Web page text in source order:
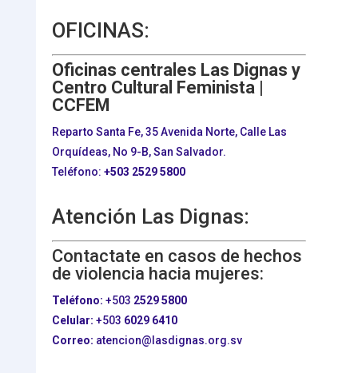
OFICINAS:
Oficinas centrales Las Dignas y
Centro Cultural Feminista |
CCFEM
Reparto Santa Fe, 35 Avenida Norte, Calle Las
Orquídeas, No 9-B, San Salvador.
Teléfono: +503 2529 5800
Atención Las Dignas:
Contactate en casos de hechos
de violencia hacia mujeres:
Teléfono: +503 2529 5800
Celular: +503 6029 6410
Correo: atencion@lasdignas.org.sv